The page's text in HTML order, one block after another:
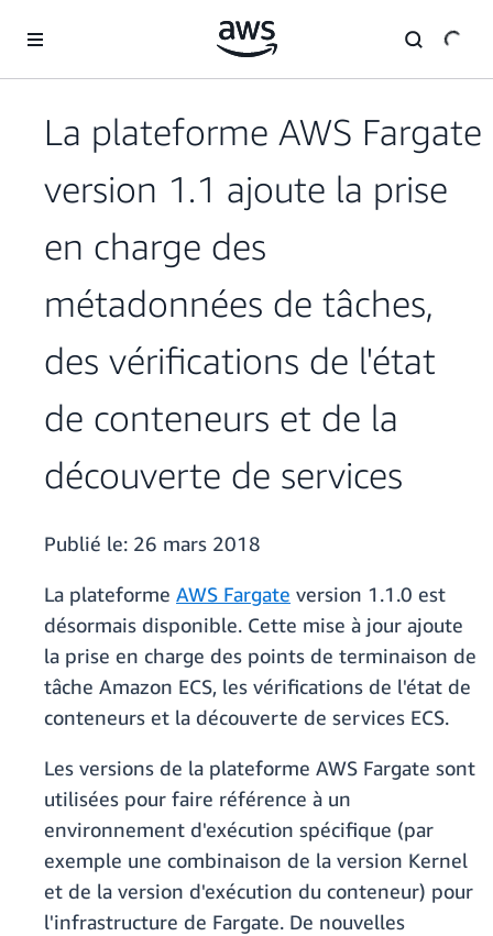
La plateforme AWS Fargate
version 1.1 ajoute la prise
en charge des
métadonnées de tâches,
des vérifications de l'état
de conteneurs et de la
découverte de services
Publié le: 26 mars 2018
La plateforme AWS Fargate version 1.1.0 est
désormais disponible. Cette mise à jour ajoute
la prise en charge des points de terminaison de
tâche Amazon ECS, les vérifications de l'état de
conteneurs et la découverte de services ECS.
Les versions de la plateforme AWS Fargate sont
utilisées pour faire référence à un
environnement d'exécution spécifique (par
exemple une combinaison de la version Kernel
et de la version d'exécution du conteneur) pour
l'infrastructure de Fargate. De nouvelles